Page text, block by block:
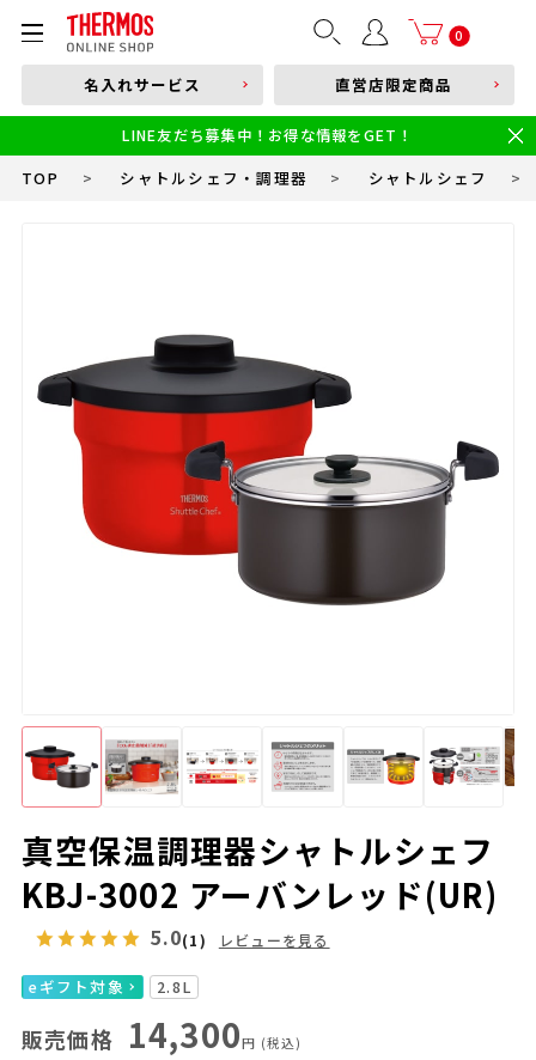
0
部品購入はこちら
本体品番やキーワードを入力
食洗機対応 新製品
幼児・園児向け水筒
小学生 低・中学年向け水筒
小学生 中・高学年向け水筒
名入れサービス 直営店限定商品
LINE友だち募集中！お得な情報をGET！
TOP > シャトルシェフ・調理器 > シャトルシェフ >
真空保温調理器シャトルシェフ
KBJ-3002 アーバンレッド(UR)
5.0(1) レビューを見る
eギフト対象 2.8L
販売価格 14,300円 (税込)